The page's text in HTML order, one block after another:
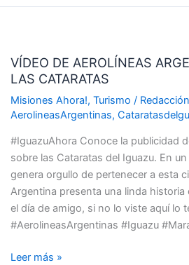
CIERRE
DE
LA
OFICINA
EN
RESISTENCIA.
VÍDEO DE AEROLÍNEAS
LAS CATARATAS
Misiones Ahora!, Turismo /
AerolineasArgentinas,
#IguazuAhora Conoce la publicidad
sobre las Cataratas del Iguazu. En
genera orgullo de pertenecer a esta
Argentina presenta una linda historia
el día de amigo, si no lo viste aquí lo
#AerolineasArgentinas #Iguazu
AEROLÍNEAS
ARGENTINAS
SOBRE
LAS
Leer más »